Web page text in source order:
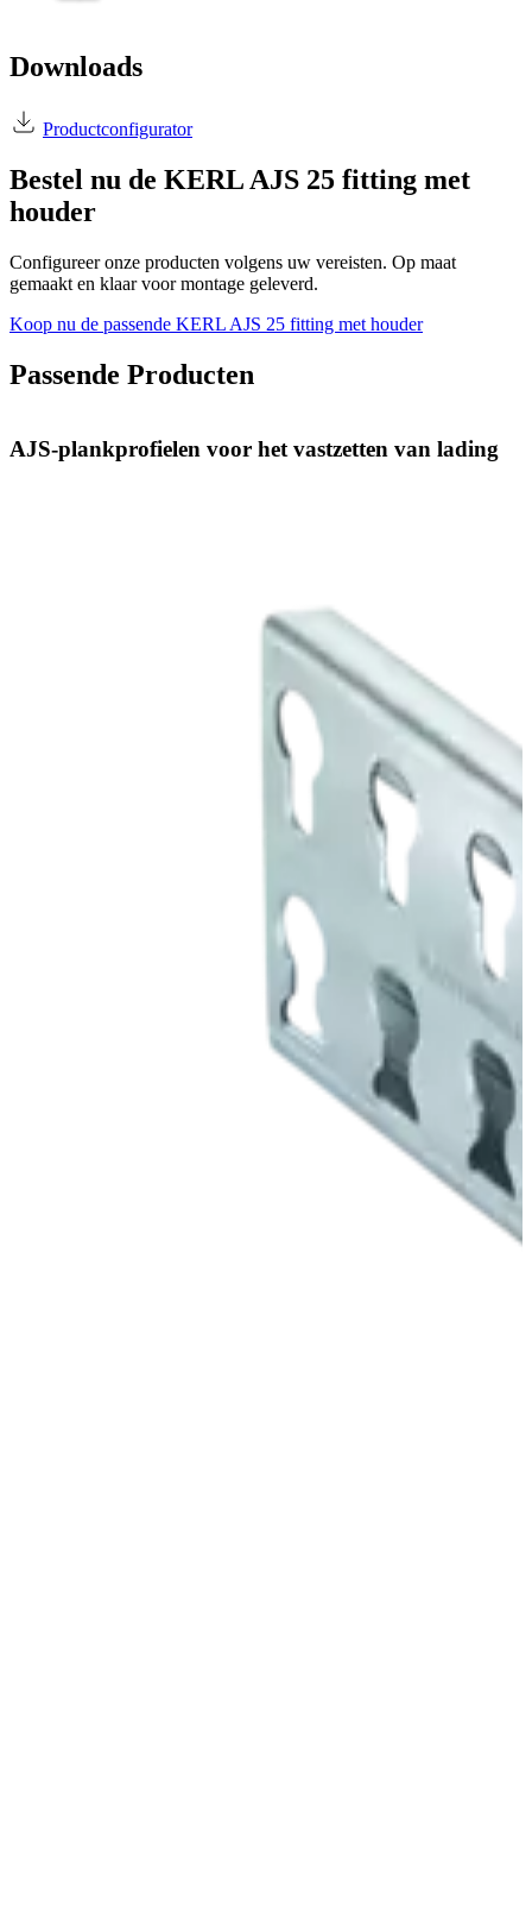
Downloads
Productconfigurator
Bestel nu de KERL AJS 25 fitting met
houder
Configureer onze producten volgens uw vereisten. Op maat
gemaakt en klaar voor montage geleverd.
Koop nu de passende KERL AJS 25 fitting met houder
Passende Producten
AJS-plankprofielen voor het vastzetten van lading